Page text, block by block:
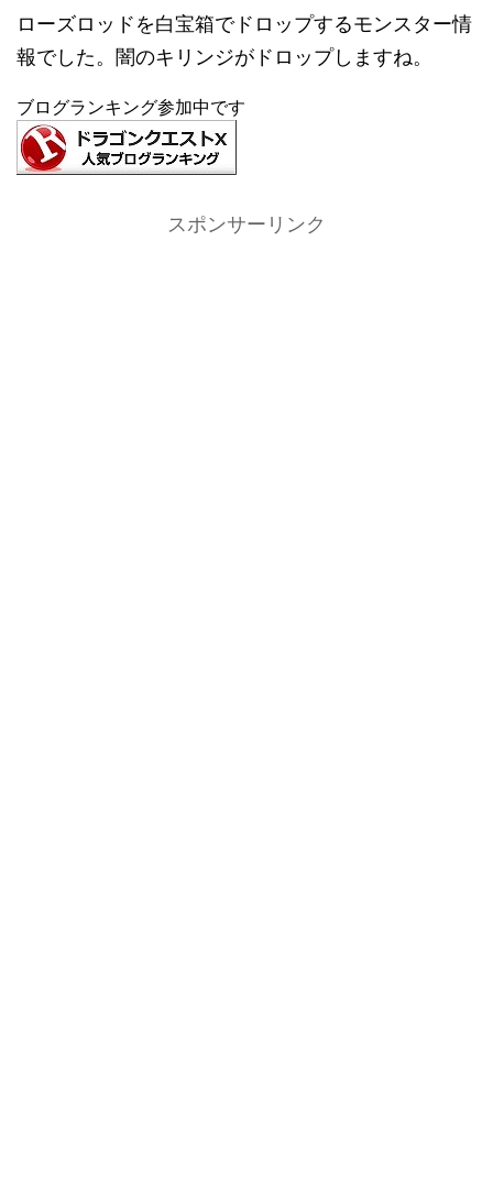
ローズロッドを白宝箱でドロップするモンスター情
報でした。闇のキリンジがドロップしますね。
ブログランキング参加中です
スポンサーリンク